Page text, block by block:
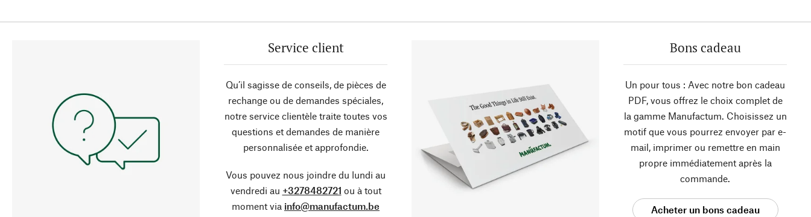
Service client
Qu’il sagisse de conseils, de pièces de
rechange ou de demandes spéciales,
notre service clientèle traite toutes vos
questions et demandes de manière
personnalisée et approfondie.
Vous pouvez nous joindre du lundi au
vendredi au +3278482721 ou à tout
moment via info@manufactum.be
Bons cadeau
Un pour tous : Avec notre bon cadeau
PDF, vous offrez le choix complet de
la gamme Manufactum. Choisissez un
motif que vous pourrez envoyer par e-
mail, imprimer ou remettre en main
propre immédiatement après la
commande.
Acheter un bons cadeau